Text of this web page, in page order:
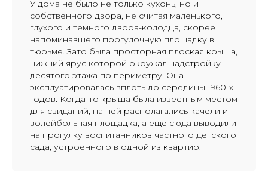
У дома не было не только кухонь, но и
собственного двора, не считая маленького,
глухого и темного двора-колодца, скорее
напоминавшего прогулочную площадку в
тюрьме. Зато была просторная плоская крыша,
нижний ярус которой окружал надстройку
десятого этажа по периметру. Она
эксплуатировалась вплоть до середины 1960-х
годов. Когда-то крыша была известным местом
для свиданий, на ней располагались качели и
волейбольная площадка, а еще сюда выводили
на прогулку воспитанников частного детского
сада, устроенного в одной из квартир.